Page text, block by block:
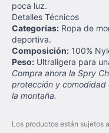
poca luz.
Detalles Técnicos
Categorías: Ropa de
deportiva.
Composición: 100%
Peso: Ultraligera para
Compra ahora la Spry
protección y comodidad
la montaña.
Los productos están sujetos